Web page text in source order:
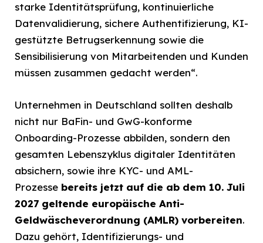
starke Identitätsprüfung, kontinuierliche
Datenvalidierung, sichere Authentifizierung, KI-
gestützte Betrugserkennung sowie die
Sensibilisierung von Mitarbeitenden und Kunden
müssen zusammen gedacht werden“.
Unternehmen in Deutschland sollten deshalb
nicht nur BaFin- und GwG-konforme
Onboarding-Prozesse abbilden, sondern den
gesamten Lebenszyklus digitaler Identitäten
absichern, sowie ihre KYC- und AML-
Prozesse bereits jetzt auf die ab dem 10. Juli
2027 geltende europäische Anti-
Geldwäscheverordnung (AMLR) vorbereiten.
Dazu gehört, Identifizierungs- und